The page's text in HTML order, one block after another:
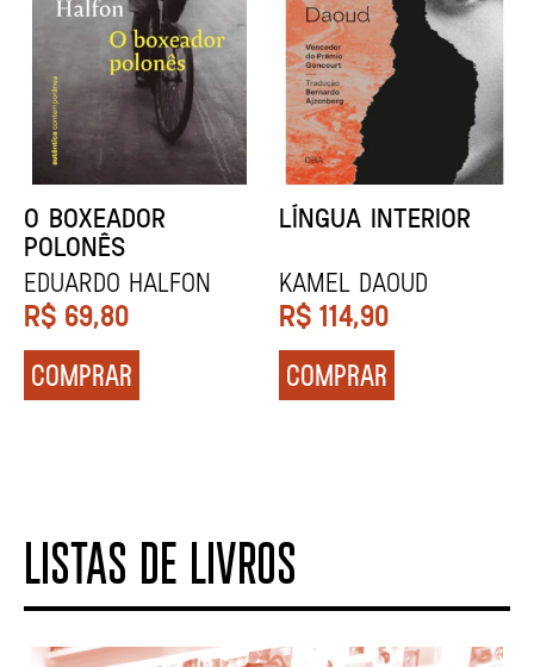
DENTES BRANCOS
Zadie Smith
R$ 129,90
COMPRAR
UCRÂNIA
Andrei Kurkov
R$ 139,90
COMPRAR
LISTAS DE LIVROS